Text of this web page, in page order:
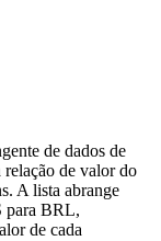
de dados de
de valor do
A lista abrange
para BRL,
de cada